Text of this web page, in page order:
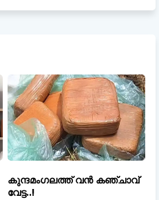
കുന്ദമംഗലത്ത് വൻ കഞ്ചാവ്‌
വേട്ട..!